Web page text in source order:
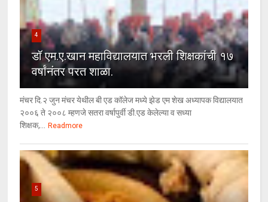
4
डॉ एम.ए.खान महाविद्यालयात भरली शिक्षकांची १७
वर्षांनंतर परत शाळा.
मंचर दि.२ जुन मंचर येथील बी एड कॉलेज मध्ये झेड एम शेख अध्यापक विद्यालयात
२००६ ते २००८ म्हणजे सतरा वर्षापुर्वी डी.एड केलेल्या व सध्या
शिक्षक,... Readmore
5